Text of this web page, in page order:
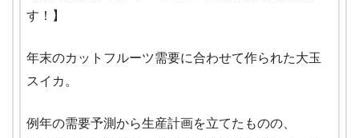
す！】
年末のカットフルーツ需要に合わせて作られた大玉
スイカ。
例年の需要予測から生産計画を立てたものの、